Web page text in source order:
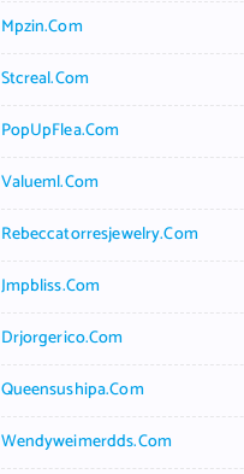
Mpzin.com
Stcreal.com
PopUpFlea.com
Valueml.com
Rebeccatorresjewelry.com
Jmpbliss.com
Drjorgerico.com
Queensushipa.com
Wendyweimerdds.com